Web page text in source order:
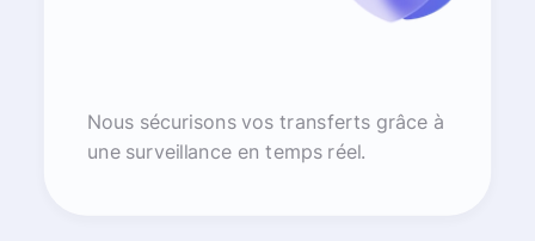
Nous sécurisons vos transferts grâce à
une surveillance en temps réel.